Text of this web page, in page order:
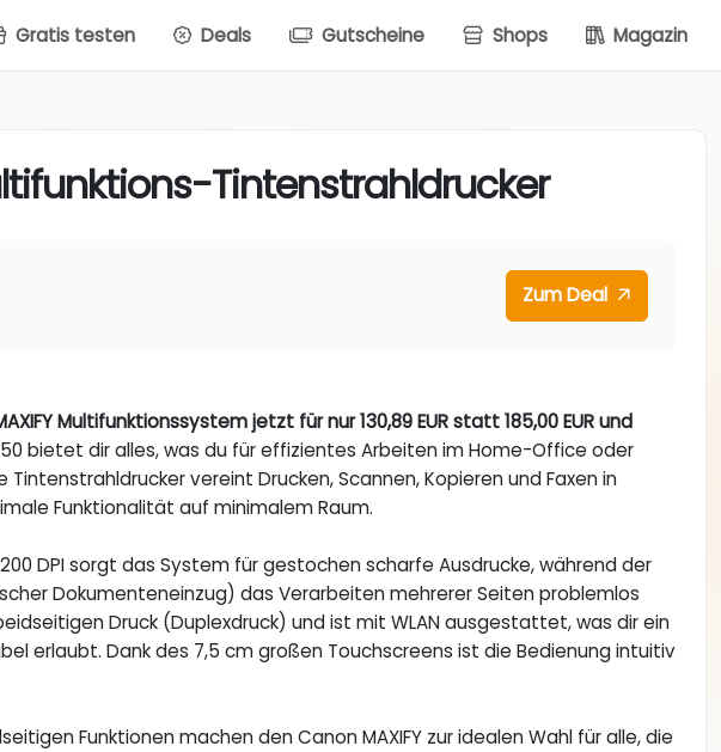
Gratis testen Deals Gutscheine Shops Magazin
Tintenstrahldrucker
Zum Deal
Multifunktionssystem jetzt für nur 130,89 EUR statt 185,00 EUR und
bietet dir alles, was du für effizientes Arbeiten im Home-Office oder
vereint Drucken, Scannen, Kopieren und Faxen in
Funktionalität auf minimalem Raum.
DPI sorgt das System für gestochen scharfe Ausdrucke, während der
Dokumenteneinzug) das Verarbeiten mehrerer Seiten problemlos
Druck (Duplexdruck) und ist mit WLAN ausgestattet, was dir ein
erlaubt. Dank des 7,5 cm großen Touchscreens ist die Bedienung intuitiv
Funktionen machen den Canon MAXIFY zur idealen Wahl für alle, die